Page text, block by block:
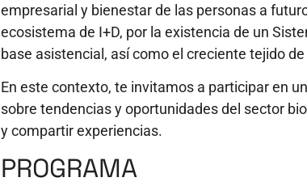
empresarial y bienestar de las personas a
ecosistema de I+D, por la existencia de un
base asistencial, así como el creciente tejido
En este contexto, te invitamos a participar en
sobre tendencias y oportunidades del sector
y compartir experiencias.
PROGRAMA